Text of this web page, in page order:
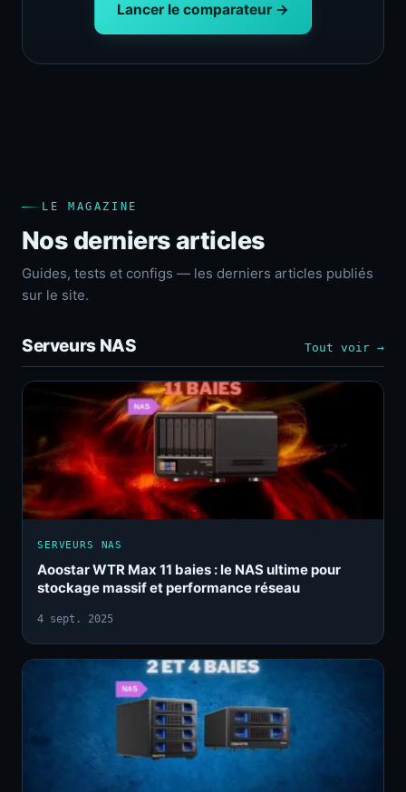
Lancer le comparateur →
LE MAGAZINE
Nos derniers articles
Guides, tests et configs — les derniers articles publiés
sur le site.
Serveurs NAS Tout voir →
SERVEURS NAS
Aoostar WTR Max 11 baies : le NAS ultime pour
stockage massif et performance réseau
4 sept. 2025